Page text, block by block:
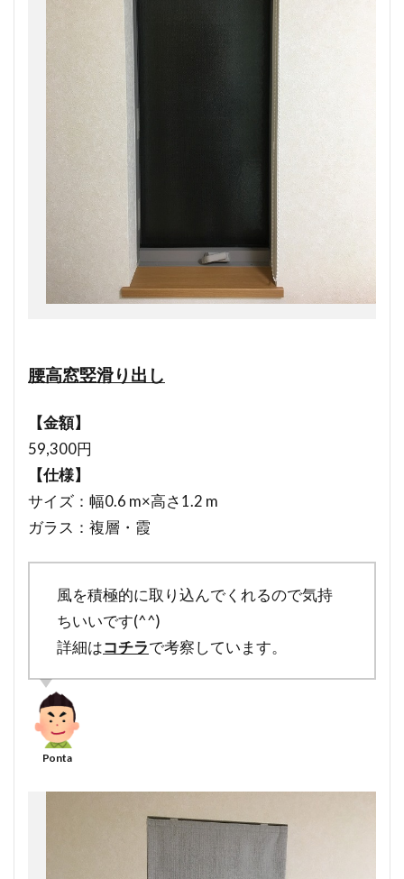
腰高窓竪滑り出し
【金額】
59,300円
【仕様】
サイズ：幅0.6 m×高さ1.2 m
ガラス：複層・霞
風を積極的に取り込んでくれるので気持
ちいいです(^^)
詳細はコチラで考察しています。